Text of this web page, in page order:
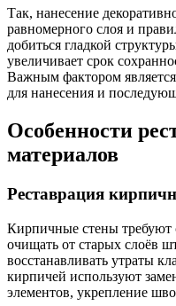
Так, нанесение
равномерного слоя и
добиться гладкой
увеличивает срок
Важным фактором
для нанесения и
Особенности
материалов
Реставрация
Кирпичные стены требуют
очищать от старых слоёв
восстанавливать утраты
кирпичей используют
элементов, укрепление